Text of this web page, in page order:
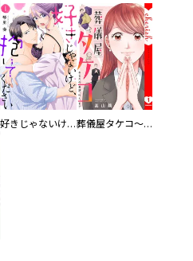
好きじゃないけど、抱いてください【電子単行本版／特典おまけ付き】 葬儀屋タケコ～あなたの最期、叶えます【電子単行本版】